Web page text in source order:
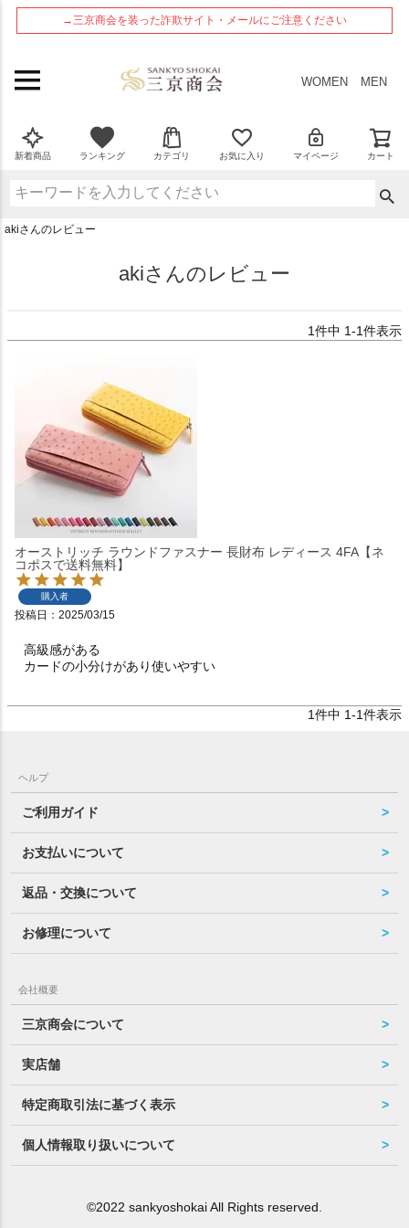
→三京商会を装った詐欺サイト・メールにご注意ください
WOMEN MEN
新着商品 ランキング カテゴリ お気に入り マイページ カート
akiさんのレビュー
akiさんのレビュー
1件中 1-1件表示
オーストリッチ ラウンドファスナー 長財布 レディース 4FA【ネ
コポスで送料無料】
購入者
投稿日 2025/03/15
高級感がある
カードの小分けがあり使いやすい
1件中 1-1件表示
ペー
ヘルプ
ご利用ガイド
お支払いについて
返品・交換について
お修理について
会社概要
三京商会について
実店舗
特定商取引法に基づく表示
個人情報取り扱いについて
©2022 sankyoshokai All Rights reserved.